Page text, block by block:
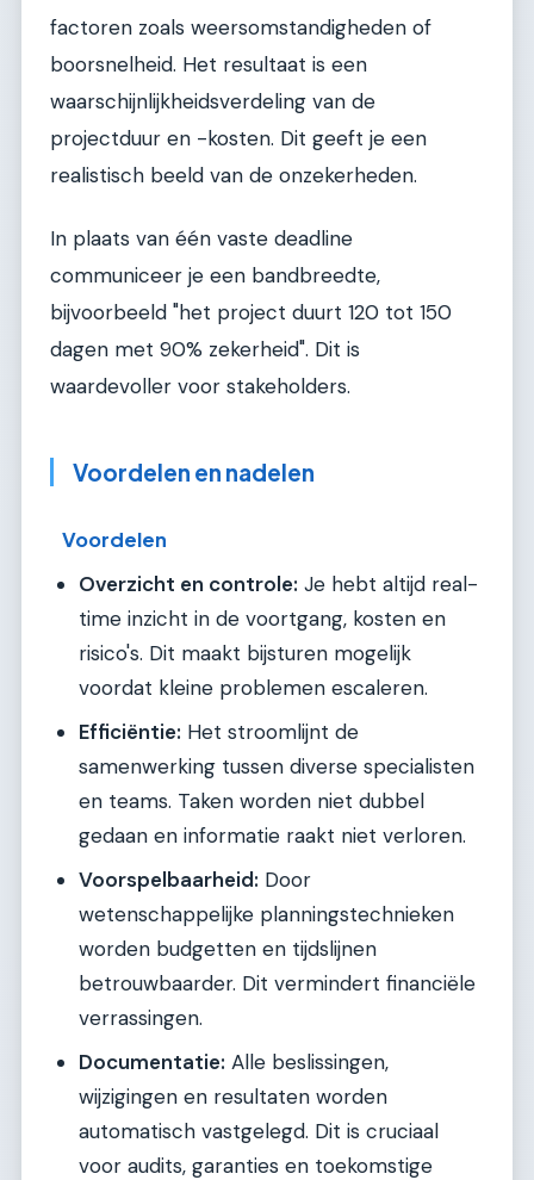
factoren zoals weersomstandigheden of
boorsnelheid. Het resultaat is een
waarschijnlijkheidsverdeling van de
projectduur en -kosten. Dit geeft je een
realistisch beeld van de onzekerheden.
In plaats van één vaste deadline
communiceer je een bandbreedte,
bijvoorbeeld "het project duurt 120 tot 150
dagen met 90% zekerheid". Dit is
waardevoller voor stakeholders.
Voordelen en nadelen
Voordelen
Overzicht en controle: Je hebt altijd real-
time inzicht in de voortgang, kosten en
risico's. Dit maakt bijsturen mogelijk
voordat kleine problemen escaleren.
Efficiëntie: Het stroomlijnt de
samenwerking tussen diverse specialisten
en teams. Taken worden niet dubbel
gedaan en informatie raakt niet verloren.
Voorspelbaarheid: Door
wetenschappelijke planningstechnieken
worden budgetten en tijdslijnen
betrouwbaarder. Dit vermindert financiële
verrassingen.
Documentatie: Alle beslissingen,
wijzigingen en resultaten worden
automatisch vastgelegd. Dit is cruciaal
voor audits, garanties en toekomstige